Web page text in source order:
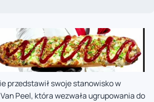
przedstawił swoje stanowisko w
Peel, która wezwała ugrupowania do